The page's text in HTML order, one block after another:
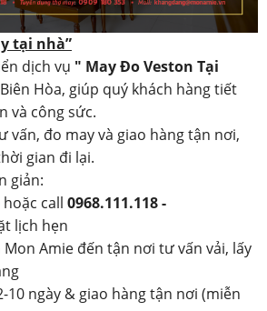
tại nhà”
dịch vụ " May Đo Veston Tại
Hòa, giúp quý khách hàng tiết
và công sức.
vấn, đo may và giao hàng tận nơi,
gian đi lại.
giản:
hoặc call 0968.111.118 -
lịch hẹn
Amie đến tận nơi tư vấn vải, lấy
10 ngày & giao hàng tận nơi (miễn